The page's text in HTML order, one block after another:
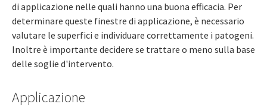
di applicazione nelle quali hanno una buona efficacia. Per
determinare queste finestre di applicazione, è necessario
valutare le superfici e individuare correttamente i patogeni.
Inoltre è importante decidere se trattare o meno sulla base
delle soglie d'intervento.
Applicazione